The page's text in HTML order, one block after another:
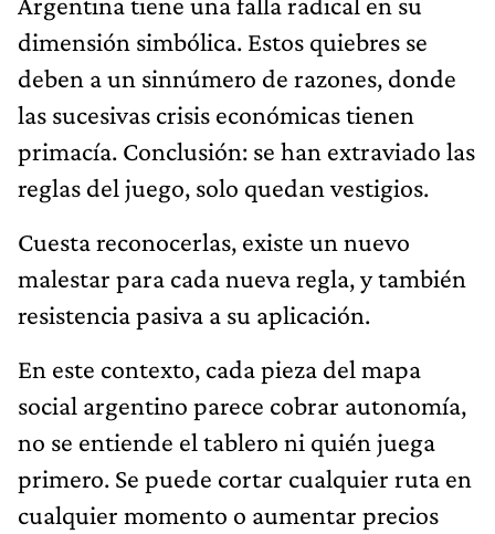
dimensión simbólica. Estos quiebres se
deben a un sinnúmero de razones, donde
las sucesivas crisis económicas tienen
primacía. Conclusión: se han extraviado las
reglas del juego, solo quedan vestigios.
Cuesta reconocerlas, existe un nuevo
malestar para cada nueva regla, y también
resistencia pasiva a su aplicación.
En este contexto, cada pieza del mapa
social argentino parece cobrar autonomía,
no se entiende el tablero ni quién juega
primero. Se puede cortar cualquier ruta en
cualquier momento o aumentar precios